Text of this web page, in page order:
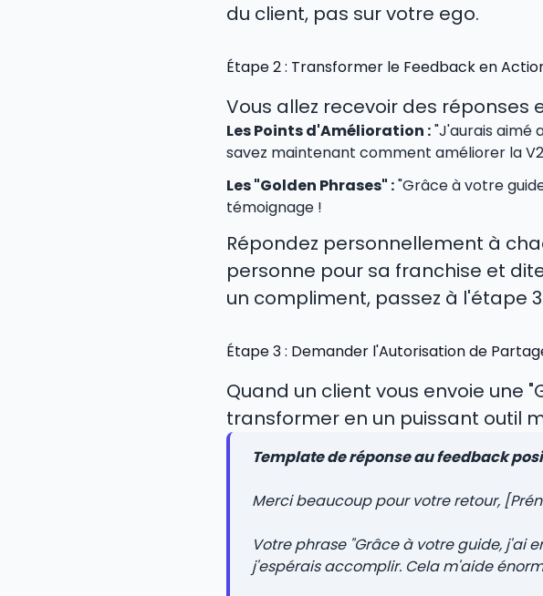
du client, pas sur votre ego.
Étape 2 : Transformer le Feedback en
Vous allez recevoir des réponses
Les Points d'Amélioration :"J'aurais aimé
savez maintenant comment améliorer la
Les "Golden Phrases" :"Grâce à votre
témoignage !
Répondez personnellement à
personne pour sa franchise et
un compliment, passez à l'étape
Étape 3 : Demander l'Autorisation de
Quand un client vous envoie une
transformer en un puissant outil
Template de réponse au feedback
Merci beaucoup pour votre retour,
Votre phrase "Grâce à votre guide, j'ai
j'espérais accomplir. Cela m'aide